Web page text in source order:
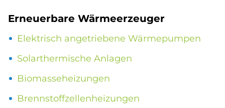
Er­neu­er­ba­re Wär­me­er­zeu­ger
Elektrisch angetriebene Wärmepumpen
Solarthermische Anlagen
Biomasseheizungen
Brennstoffzellenheizungen